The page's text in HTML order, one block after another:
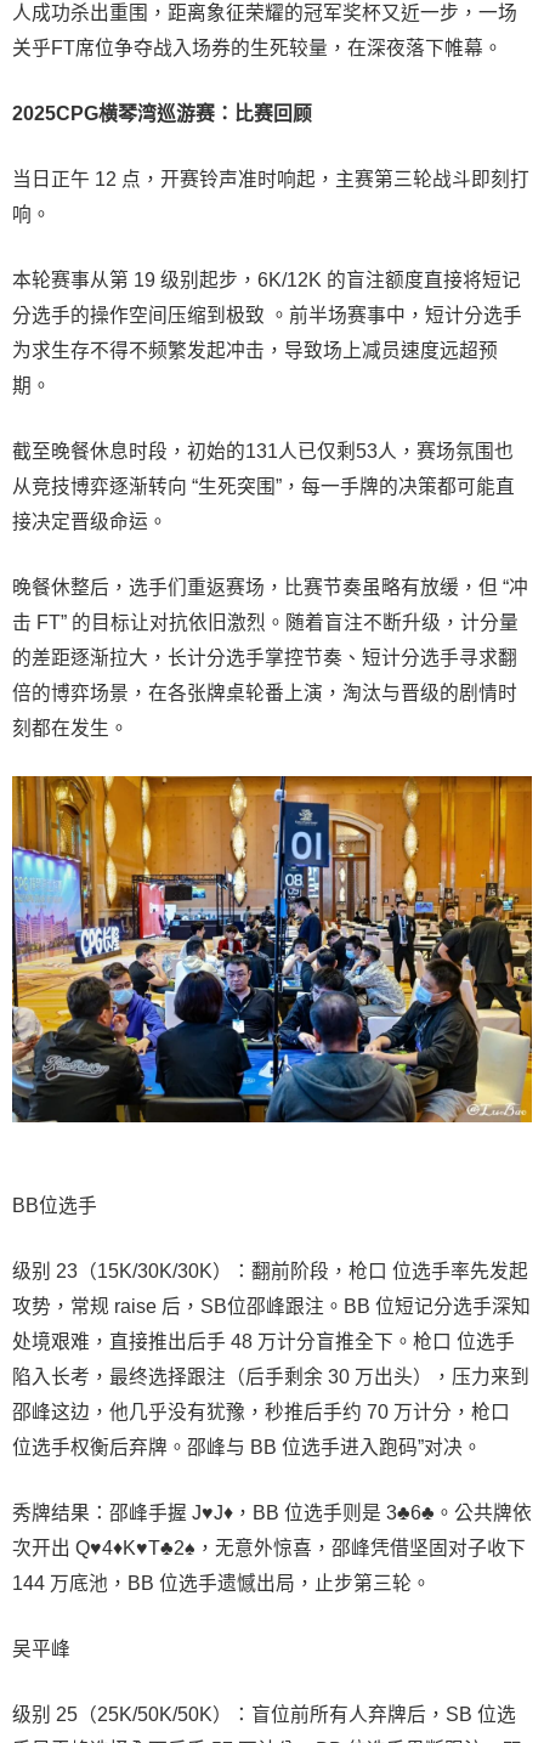
人成功杀出重围，距离象征荣耀的冠军奖杯又近一步，一场
关乎FT席位争夺战入场券的生死较量，在深夜落下帷幕。
2025CPG横琴湾巡游赛：比赛回顾
当日正午 12 点，开赛铃声准时响起，主赛第三轮战斗即刻打
响。
本轮赛事从第 19 级别起步，6K/12K 的盲注额度直接将短记
分选手的操作空间压缩到极致 。前半场赛事中，短计分选手
为求生存不得不频繁发起冲击，导致场上减员速度远超预
期。
截至晚餐休息时段，初始的131人已仅剩53人，赛场氛围也
从竞技博弈逐渐转向 “生死突围”，每一手牌的决策都可能直
接决定晋级命运。
晚餐休整后，选手们重返赛场，比赛节奏虽略有放缓，但 “冲
击 FT” 的目标让对抗依旧激烈。随着盲注不断升级，计分量
的差距逐渐拉大，长计分选手掌控节奏、短计分选手寻求翻
倍的博弈场景，在各张牌桌轮番上演，淘汰与晋级的剧情时
刻都在发生。
BB位选手
级别 23（15K/30K/30K）：翻前阶段，枪口 位选手率先发起
攻势，常规 raise 后，SB位邵峰跟注。BB 位短记分选手深知
处境艰难，直接推出后手 48 万计分盲推全下。枪口 位选手
陷入长考，最终选择跟注（后手剩余 30 万出头），压力来到
邵峰这边，他几乎没有犹豫，秒推后手约 70 万计分，枪口
位选手权衡后弃牌。邵峰与 BB 位选手进入跑码”对决。
秀牌结果：邵峰手握 J♥J♦，BB 位选手则是 3♣6♣。公共牌依
次开出 Q♥4♦K♥T♣2♠，无意外惊喜，邵峰凭借坚固对子收下
144 万底池，BB 位选手遗憾出局，止步第三轮。
吴平峰
级别 25（25K/50K/50K）：盲位前所有人弃牌后，SB 位选